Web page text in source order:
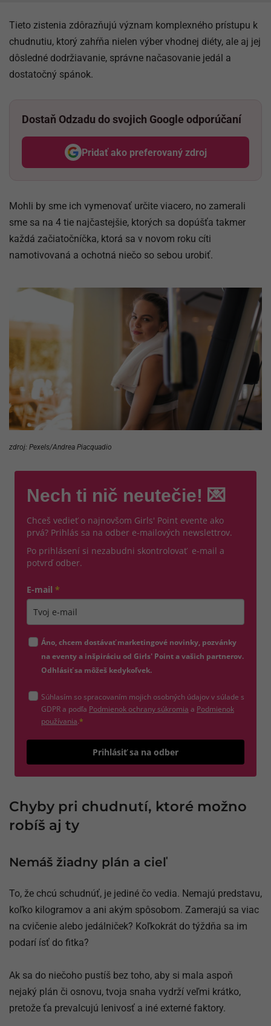
Tieto zistenia zdôrazňujú význam komplexného prístupu k
chudnutiu, ktorý zahŕňa nielen výber vhodnej diéty, ale aj jej
dôsledné dodržiavanie, správne načasovanie jedál a
dostatočný spánok.
Dostaň Odzadu do svojich Google odporúčaní
Pridať ako preferovaný zdroj
Odzadu, odkaz sa otvorí v
Mohli by sme ich vymenovať určite viacero, no zamerali
sme sa na 4 tie najčastejšie, ktorých sa dopúšťa takmer
každá začiatočníčka, ktorá sa v novom roku cíti
namotivovaná a ochotná niečo so sebou urobiť.
zdroj: Pexels/Andrea Piacquadio
Nech ti nič neutečie! 💌
Chceš vedieť o najnovšom Girls' Point evente ako
prvá? Prihlás sa na odber e-mailových newslettrov.
Po prihlásení si nezabudni skontrolovať e-mail a
potvrď odber.
E-mail *
Áno, chcem dostávať marketingové novinky, pozvánky
na eventy a inšpiráciu od Girls' Point a vašich partnerov.
Odhlásiť sa môžeš kedykoľvek.
Súhlasím so spracovaním mojich osobných údajov v súlade s
GDPR a podľa Podmienok ochrany súkromia (otvorí sa v novom okne)
a Podmienok
používania(otvorí sa v novom okne)
.*
Prihlásiť sa na odber
Chyby pri chudnutí, ktoré možno
robíš aj ty
Nemáš žiadny plán a cieľ
To, že chcú schudnúť, je jediné čo vedia. Nemajú predstavu,
koľko kilogramov a ani akým spôsobom. Zamerajú sa viac
na cvičenie alebo jedálniček? Koľkokrát do týždňa sa im
podarí ísť do fitka?
Ak sa do niečoho pustíš bez toho, aby si mala aspoň
nejaký plán či osnovu, tvoja snaha vydrží veľmi krátko,
pretože ťa prevalcujú lenivosť a iné externé faktory.